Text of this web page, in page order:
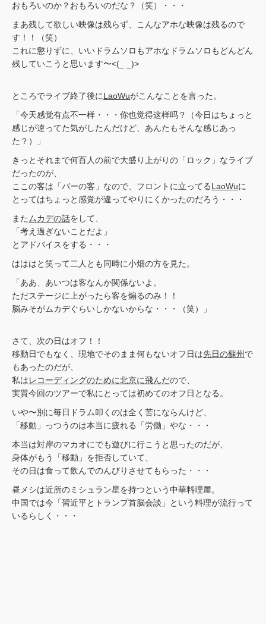
おもろいのか？おもろいのだな？（笑）・・・
まあ残して欲しい映像は残らず、こんなアホな映像は残るので
す！！（笑）
これに懲りずに、いいドラムソロもアホなドラムソロもどんどん
残していこうと思います〜<(_ _)>
ところでライブ終了後にLaoWuがこんなことを言った。
「今天感觉有点不一样・・・你也觉得这样吗？（今日はちょっと
感じが違ってた気がしたんだけど、あんたもそんな感じあっ
た？）」
きっとそれまで何百人の前で大盛り上がりの「ロック」なライブ
だったのが、
ここの客は「バーの客」なので、フロントに立ってるLaoWuに
とってはちょっと感覚が違ってやりにくかったのだろう・・・
またムカデの話をして、
「考え過ぎないことだよ」
とアドバイスをする・・・
はははと笑って二人とも同時に小畑の方を見た。
「ああ、あいつは客なんか関係ないよ。
ただステージに上がったら客を煽るのみ！！
脳みそがムカデぐらいしかないからな・・・（笑）」
さて、次の日はオフ！！
移動日でもなく、現地でそのまま何もないオフ日は先日の蘇州 で
もあったのだが、
私はレコーディングのために北京に飛んだので、
実質今回のツアーで私にとっては初めてのオフ日となる。
いや〜別に毎日ドラム叩くのは全く苦にならんけど、
「移動」っつうのは本当に疲れる「労働」やな・・・
本当は対岸のマカオにでも遊びに行こうと思ったのだが、
身体がもう「移動」を拒否していて、
その日は食って飲んでのんびりさせてもらった・・・
昼メシは近所のミシュラン星を持つという中華料理屋。
中国では今「習近平とトランプ首脳会談」という料理が流行って
いるらしく・・・